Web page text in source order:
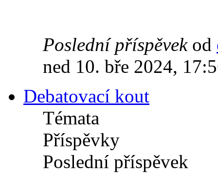
Poslední příspěvekod
ned 10. bře 2024,
Debatovací kout
Témata
Příspěvky
Poslední příspěvek